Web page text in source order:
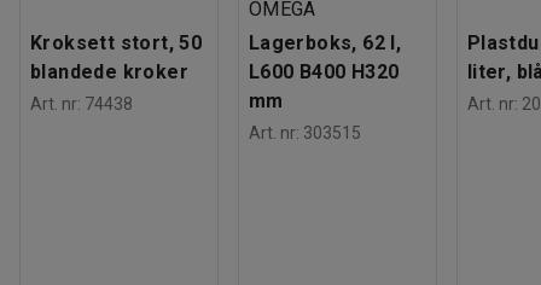
Kroksett stort, 50
blandede kroker
Art. nr: 74438
OMEGA
Lagerboks, 62 l,
L600 B400 H320
mm
Art. nr: 303515
liter,
Art. nr: